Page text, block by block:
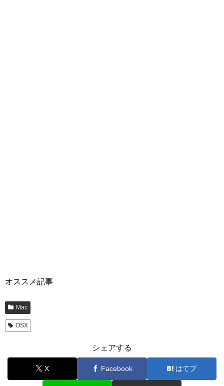
オススメ記事
Mac
OSX
シェアする
X Facebook はてブ